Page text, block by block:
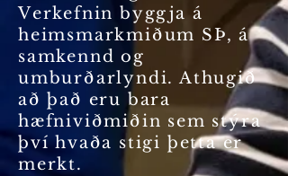
Verkefnin byggja á
heimsmarkmiðum SÞ, á
samkennd og
umburðarlyndi. Athugið
að það eru bara
hæfniviðmiðin sem stýra
því hvaða stigi þetta er
merkt.